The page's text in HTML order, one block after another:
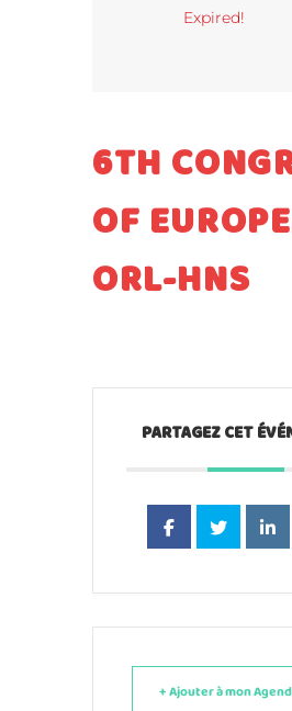
Expired!
6TH
OF
ORL-HNS
PARTAGEZ CET
+ Ajouter à mon